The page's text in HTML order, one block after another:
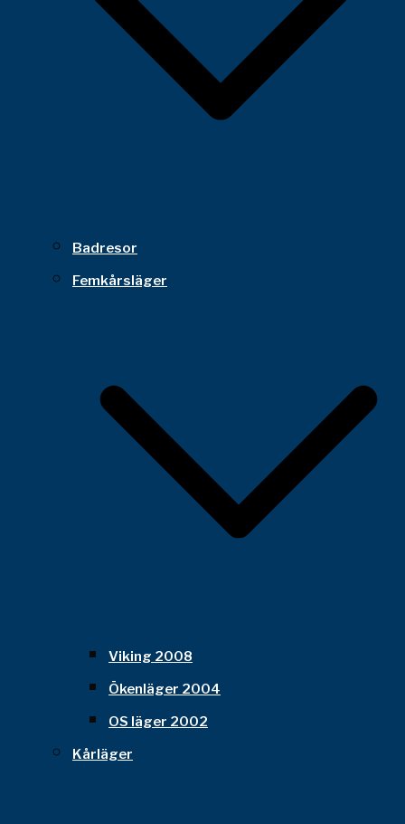
Badresor
Femkårsläger
Viking 2008
Ökenläger 2004
OS läger 2002
Kårläger